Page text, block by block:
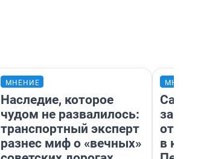
МНЕНИЕ
Наследие, которое
чудом не развалилось:
транспортный эксперт
разнес миф о «вечных»
в